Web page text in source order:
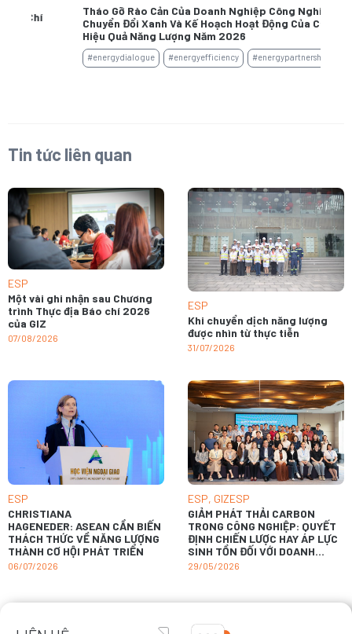
Tháo Gỡ Rào Cản Của Doanh Nghiệp Công Nghiệp Trong
Chuyển Đổi Xanh Và Kế Hoạch Hoạt Động Của Câu Lạc Bộ
Hiệu Quả Năng Lượng Năm 2026
#energydialogue #energyefficiency #energypartnership
Tin tức liên quan
ESP
Một vài ghi nhận sau Chương
trình Thực địa Báo chí 2026
của GIZ
07/08/2026
ESP
Khi chuyển dịch năng lượng
được nhìn từ thực tiễn
31/07/2026
ESP
CHRISTIANA
HAGENEDER: ASEAN CẦN BIẾN
THÁCH THỨC VỀ NĂNG LƯỢNG
THÀNH CƠ HỘI PHÁT TRIỂN
06/07/2026
ESP, GIZESP
GIẢM PHÁT THẢI CARBON
TRONG CÔNG NGHIỆP: QUYẾT
ĐỊNH CHIẾN LƯỢC HAY ÁP LỰC
SINH TỒN ĐỐI VỚI DOANH
NGHIỆP?
29/05/2026